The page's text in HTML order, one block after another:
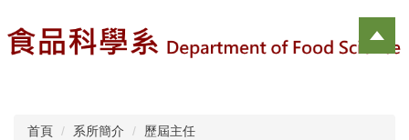
到
主
首頁 系所簡介 歷屆主任